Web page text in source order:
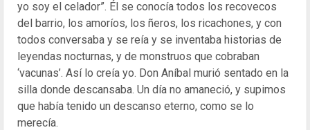
yo soy el celador”. Él se conocía todos los recovecos
del barrio, los amoríos, los ñeros, los ricachones, y con
todos conversaba y se reía y se inventaba historias de
leyendas nocturnas, y de monstruos que cobraban
‘vacunas’. Así lo creía yo. Don Aníbal murió sentado en la
silla donde descansaba. Un día no amaneció, y supimos
que había tenido un descanso eterno, como se lo
merecía.